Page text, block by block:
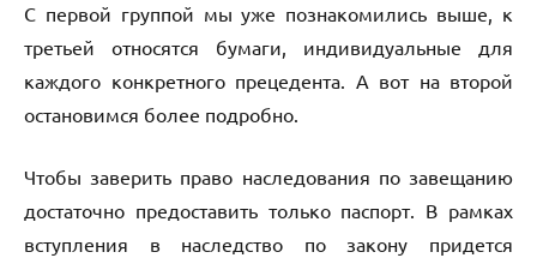
С первой группой мы уже познакомились выше, к
третьей относятся бумаги, индивидуальные для
каждого конкретного прецедента. А вот на второй
остановимся более подробно.
Чтобы заверить право наследования по завещанию
достаточно предоставить только паспорт. В рамках
вступления в наследство по закону придется